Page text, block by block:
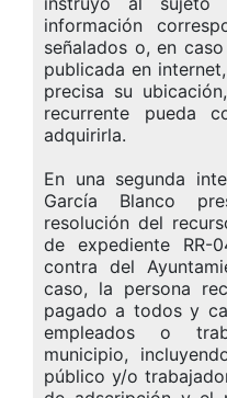
información
señalados o, en
publicada en
precisa su
recurrente pueda
adquirirla.
En una segunda
García Blanco
resolución del
de expediente RR-
contra del
caso, la persona
pagado a todos y
empleados o
municipio,
público y/o